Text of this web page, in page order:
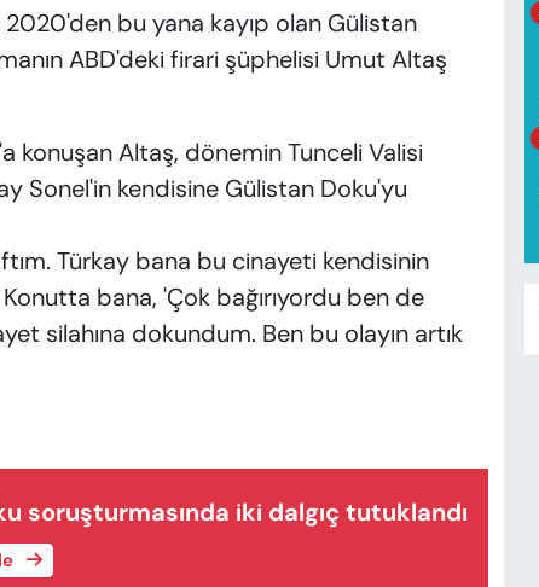
bu yana kayıp olan Gülistan
ABD'deki firari şüphelisi Umut Altaş
konuşan Altaş, dönemin Tunceli Valisi
Sonel'in kendisine Gülistan Doku'yu
Türkay bana bu cinayeti kendisinin
bana, 'Çok bağırıyordu ben de
silahına dokundum. Ben bu olayın artık
soruşturmasında iki dalgıç tutuklandı